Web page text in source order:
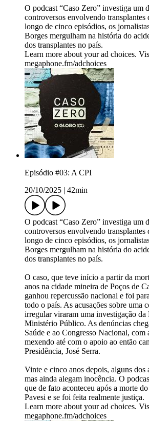
O podcast “Caso Zero” investiga um
controversos envolvendo
longo de cinco episódios, os
Borges mergulham na história do
dos transplantes no país.
Learn more about your ad choices.
megaphone.fm/adchoices
Episódio #03: A CPI
20/10/2025
42min
O podcast “Caso Zero” investiga um
controversos envolvendo
longo de cinco episódios, os
Borges mergulham na história do
dos transplantes no país.
O caso, que teve início a partir da
anos na cidade mineira de Poços de
ganhou repercussão nacional e foi
todo o país. As acusações sobre uma
irregular viraram uma investigação da
Ministério Público. As denúncias
Saúde e ao Congresso Nacional, com
mexendo até com o apoio ao então
Presidência, José Serra.
Vinte e cinco anos depois, alguns dos
mas ainda alegam inocência. O
que de fato aconteceu após a morte
Pavesi e se foi feita realmente justiça.
Learn more about your ad choices.
megaphone.fm/adchoices